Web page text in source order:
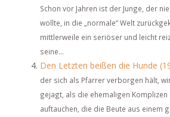
Schon vor Jahren ist der Junge, der
wollte, in die „normale“ Welt
mittlerweile ein seriöser und leicht
seine...
Den Letzten beißen die Hunde
der sich als Pfarrer verborgen hält,
gejagt, als die ehemaligen Komplizen
auftauchen, die die Beute aus einem